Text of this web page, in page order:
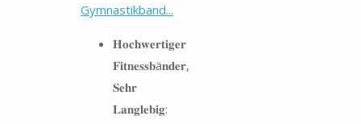
Gymnastikband...
𝐇𝐨𝐜𝐡𝐰𝐞𝐫𝐭𝐢𝐠𝐞𝐫
𝐅𝐢𝐭𝐧𝐞𝐬𝐬𝐛ä𝐧𝐝𝐞𝐫,
𝐒𝐞𝐡𝐫
𝐋𝐚𝐧𝐠𝐥𝐞𝐛𝐢𝐠: